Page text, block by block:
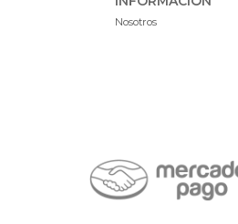
Nosotros